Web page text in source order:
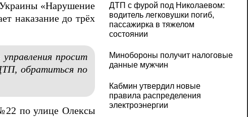
«Нарушение
наказание до трёх
просит
обратиться по
по улице Олексы
ДТП с фурой под Николаевом:
водитель легковушки погиб,
пассажирка в тяжелом
состоянии
Минобороны получит налоговые
данные мужчин
Кабмин утвердил новые
правила распределения
электроэнергии